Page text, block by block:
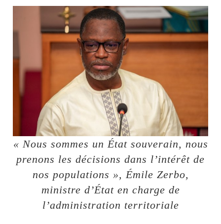
« Nous sommes un État souverain, nous
prenons les décisions dans l’intérêt de
nos populations », Émile Zerbo,
ministre d’État en charge de
l’administration territoriale